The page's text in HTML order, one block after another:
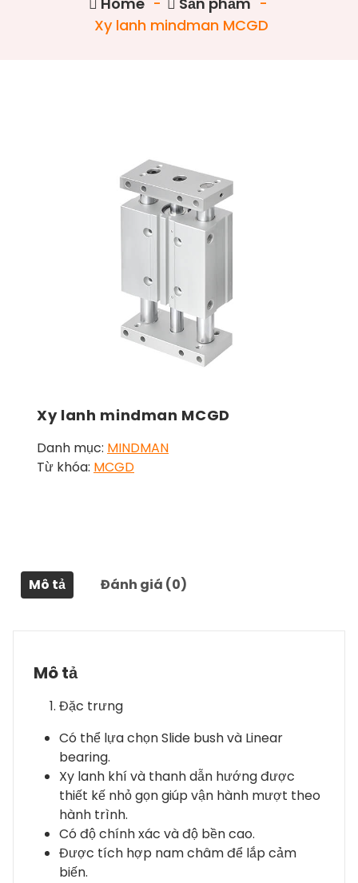
Xy lanh mindman MCGD
Xy lanh mindman MCGD
Danh mục: MINDMAN
Từ khóa: MCGD
Mô tả Đánh giá (0)
Mô tả
Đặc trưng
Có thể lựa chọn Slide bush và Linear
bearing.
Xy lanh khí và thanh dẫn hướng được
thiết kế nhỏ gọn giúp vận hành mượt theo
hành trình.
Có độ chính xác và độ bền cao.
Được tích hợp nam châm để lắp cảm
biến.